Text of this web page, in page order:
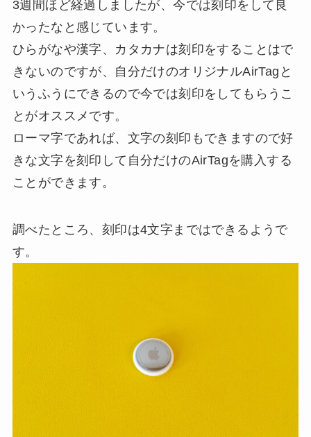
3週間ほど経過しましたが、今では刻印をして良
かったなと感じています。
ひらがなや漢字、カタカナは刻印をすることはで
きないのですが、自分だけのオリジナルAirTagと
いうふうにできるので今では刻印をしてもらうこ
とがオススメです。
ローマ字であれば、文字の刻印もできますので好
きな文字を刻印して自分だけのAirTagを購入する
ことができます。
調べたところ、刻印は4文字まではできるようで
す。